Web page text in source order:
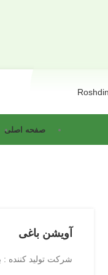
صفحه اصلی
آویشن باغی
شرکت تولید کننده :